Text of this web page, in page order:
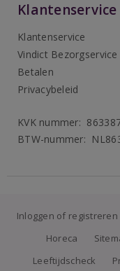
Klantenservice
Klantenservice
Vindict Bezorgservice
Betalen
Privacybeleid
KVK nummer:
BTW-nummer:
Inloggen of registreren
Horeca
Leeftijdscheck